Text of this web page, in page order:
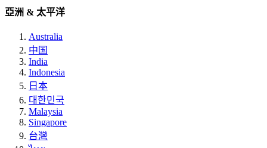
亞洲 & 太平洋
Australia
中国
India
Indonesia
日本
대한민국
Malaysia
Singapore
台灣